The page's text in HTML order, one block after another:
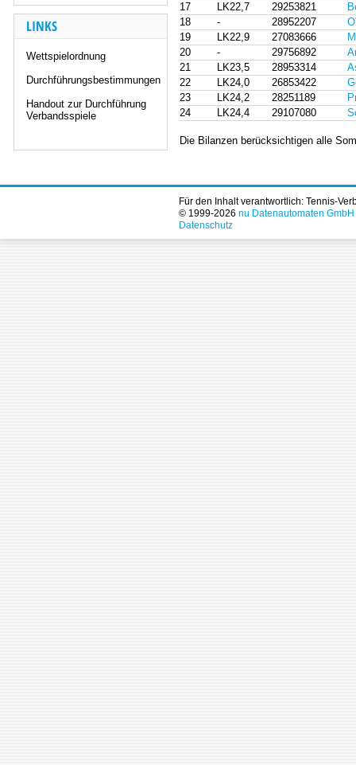
LINKS
Wettspielordnung
Durchführungsbestimmungen
Handout zur Durchführung
Verbandsspiele
17
LK22,7 29253821
18
- 28952207
19
LK22,9 27083666
20
- 29756892
21
LK23,5 28953314
22
LK24,0 26853422
23
LK24,2 28251189
24
LK24,4 29107080
Die Bilanzen berücksichtigen alle
Für den Inhalt verantwortlich: Tennis-
© 1999-2026 nu Datenautomaten
Datenschutz